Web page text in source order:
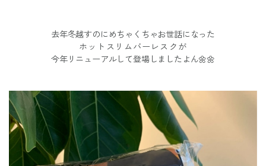
去年冬越すのにめちゃくちゃお世話になった
ホットスリムバーレスクが
今年リニューアルして登場しましたよん🌼🌼